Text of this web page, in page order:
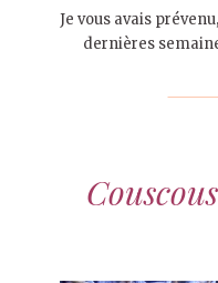
Je vous avais
dernières